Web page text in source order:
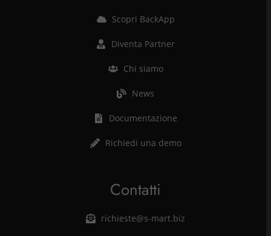
Scopri BackApp
Diventa Partner
Chi siamo
News
Documentazione
Richiedi una demo
Contatti
richieste@s-mart.biz